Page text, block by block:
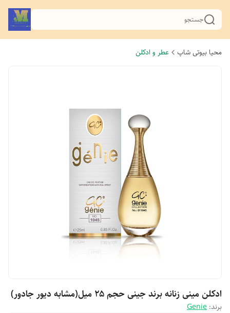
جستجو
محیا بیوتی شاپ عطر و ادکلن
ادکلن مینی زنانه برند جینی حجم ۲۵ میل(مشابه دیور جادور)
برند: Genie